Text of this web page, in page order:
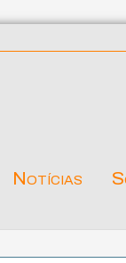
Notícias